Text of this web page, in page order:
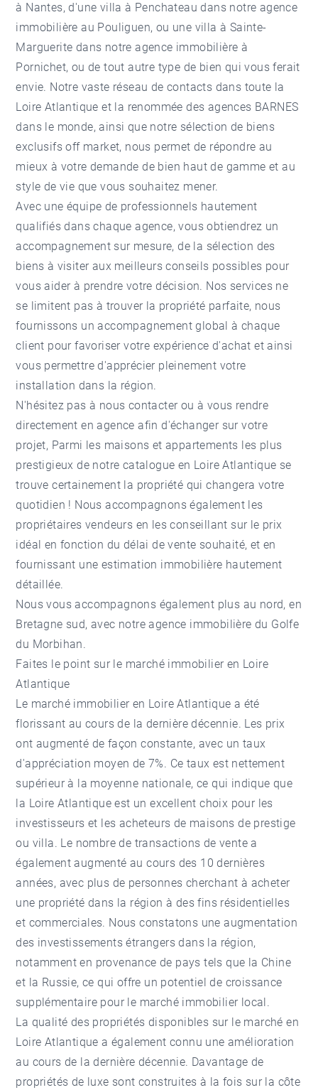
à Nantes, d'une villa à Penchateau dans notre agence
immobilière au Pouliguen, ou une villa à Sainte-
Marguerite dans notreagence immobilière à
Pornichet, ou de tout autre type de bien qui vous ferait
envie. Notre vaste réseau de contacts dans toute la
Loire Atlantique et la renommée des agences BARNES
dans le monde, ainsi que notre sélection de biens
exclusifs off market, nous permet de répondre au
mieux à votre demande de bien haut de gamme et au
style de vie que vous souhaitez mener.
Avec une équipe de professionnels hautement
qualifiés dans chaque agence, vous obtiendrez un
accompagnement sur mesure, de la sélection des
biens à visiter aux meilleurs conseils possibles pour
vous aider à prendre votre décision. Nos services ne
se limitent pas à trouver la propriété parfaite, nous
fournissons un accompagnement global à chaque
client pour favoriser votre expérience d'achat et ainsi
vous permettre d'apprécier pleinement votre
installation dans la région.
N'hésitez pas à nous contacter ou à vous rendre
directement en agence afin d'échanger sur votre
projet, Parmi les maisons et appartements les plus
prestigieux de notre catalogue en Loire Atlantique se
trouve certainement la propriété qui changera votre
quotidien ! Nous accompagnons également les
propriétaires vendeurs en les conseillant sur le prix
idéal en fonction du délai de vente souhaité, et en
fournissant une estimation immobilière hautement
détaillée.
Nous vous accompagnons également plus au nord, en
Bretagne sud, avec notreagence immobilière du Golfe
du Morbihan.
Faites le point sur le marché immobilier en Loire
Atlantique
Le marché immobilier en Loire Atlantique a été
florissant au cours de la dernière décennie. Les prix
ont augmenté de façon constante, avec un taux
d'appréciation moyen de 7%. Ce taux est nettement
supérieur à la moyenne nationale, ce qui indique que
la Loire Atlantique est un excellent choix pour les
investisseurs et les acheteurs de maisons de prestige
ou villa. Le nombre de transactions de vente a
également augmenté au cours des 10 dernières
années, avec plus de personnes cherchant à acheter
une propriété dans la région à des fins résidentielles
et commerciales. Nous constatons une augmentation
des investissements étrangers dans la région,
notamment en provenance de pays tels que la Chine
et la Russie, ce qui offre un potentiel de croissance
supplémentaire pour le marché immobilier local.
La qualité des propriétés disponibles sur le marché en
Loire Atlantique a également connu une amélioration
au cours de la dernière décennie. Davantage de
propriétés de luxe sont construites à la fois sur la côte